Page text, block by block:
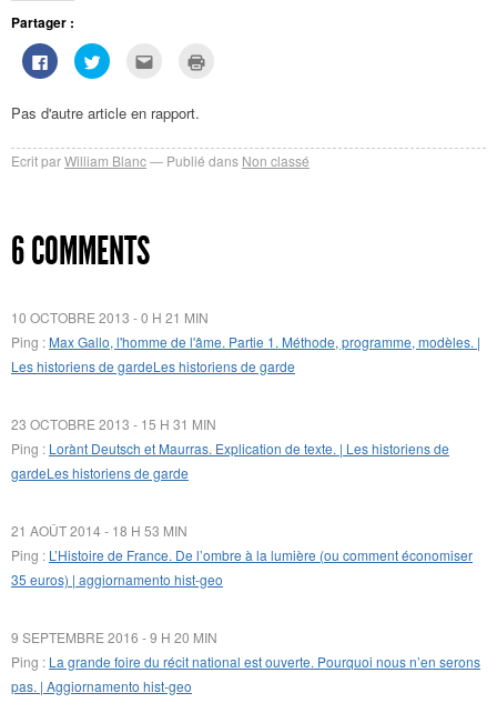
Partager :
Cliquez
pour
partager
Facebook(ouvre
dans
nouvelle
fenêtre)
Cliquez
pour
Twitter(ouvre
dans
nouvelle
fenêtre)
Cliquez
e-
mail
un
ami(ouvre
Pas d'autre article en rapport.
Ecrit parWilliam Blanc Publié dans Non classé
6 COMMENTS
10 OCTOBRE 2013 - 0 H 21 MIN
Ping : Max Gallo, l'homme de l'âme. Partie 1. Méthode, programme, modèles. |
Les historiens de gardeLes historiens de garde
23 OCTOBRE 2013 - 15 H 31 MIN
Ping : Lorànt Deutsch et Maurras. Explication de texte. | Les historiens de
gardeLes historiens de garde
21 AOÛT 2014 - 18 H 53 MIN
Ping : L’Histoire de France. De l’ombre à la lumière (ou comment économiser
35 euros) | aggiornamento hist-geo
9 SEPTEMBRE 2016 - 9 H 20 MIN
Ping : La grande foire du récit national est ouverte. Pourquoi nous n’en serons
pas. | Aggiornamento hist-geo